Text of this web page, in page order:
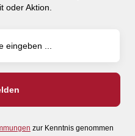
oder Aktion.
zur Kenntnis genommen